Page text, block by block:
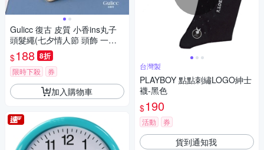
Gulicc 復古 皮質 小香ins丸子
頭髮繩(七夕情人節 頭飾 一字
夾 瀏海夾 側邊夾 聖誕 禮物 主
題穿搭)
$188 8折
限時下殺 券
加入購物車
台灣製
PLAYBOY 點點刺繡LOGO紳士
襪-黑色
$190
活動 券
貨到通知我